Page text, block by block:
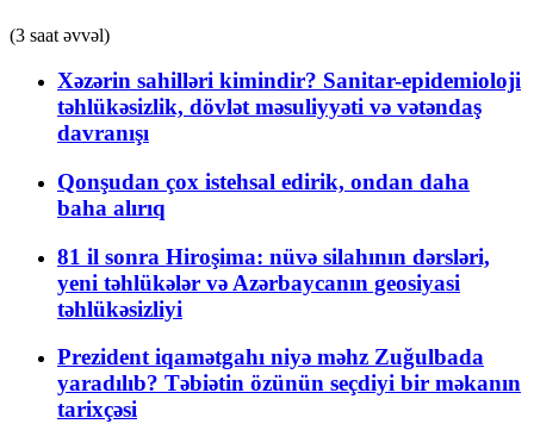
(3 saat əvvəl)
Xəzərin sahilləri kimindir? Sanitar-epidemioloji
təhlükəsizlik, dövlət məsuliyyəti və vətəndaş
davranışı
Qonşudan çox istehsal edirik, ondan daha
baha alırıq
81 il sonra Hiroşima: nüvə silahının dərsləri,
yeni təhlükələr və Azərbaycanın geosiyasi
təhlükəsizliyi
Prezident iqamətgahı niyə məhz Zuğulbada
yaradılıb? Təbiətin özünün seçdiyi bir məkanın
tarixçəsi